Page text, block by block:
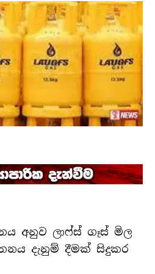
අනුව ලාෆ්ස් ගෑස් මිල
දැනුම් දීමක් සිදුකර